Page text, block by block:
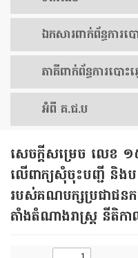
ឯកសារ​ពាក់ព័ន្ធ​ការ​ប
ភាគីពាក់ព័ន្ធ​​ការ​បោះ
អំពី គ.ជ.ប
សេចក្តី​សម្រេច លេខ ១
លើ​ពាក្យ​សុំ​ចុះ​បញ្ជី និង​ប
របស់​គណ​បក្ស​ប្រជាជន​កម្
តាំង​តំណាង​រាស្រ្ត នីតិ